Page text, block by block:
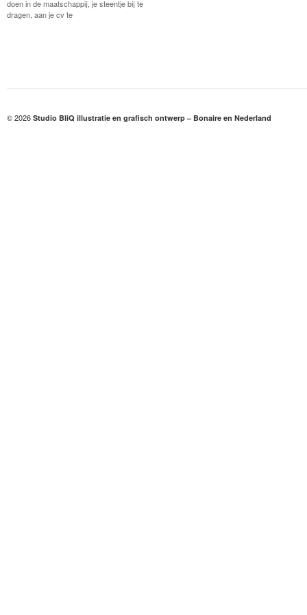
doen in de maatschappij, je steentje bij te
dragen, aan je cv te
© 2026 Studio BliQ illustratie en grafisch ontwerp – Bonaire en Nederland